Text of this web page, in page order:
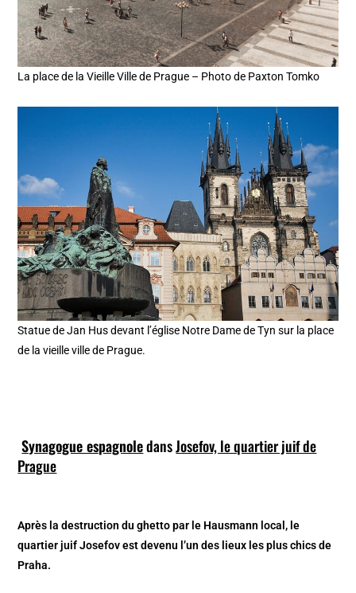
La place de la Vieille Ville de Prague – Photo de Paxton Tomko
Statue de Jan Hus devant l’église Notre Dame de Tyn sur la place
de la vieille ville de Prague.
Synagogue espagnoledansJosefov, le quartier juif de
Prague
Après la destruction du ghetto par le Hausmann local, le
quartier juif Josefov est devenu l’un des lieux les plus chics de
Praha.